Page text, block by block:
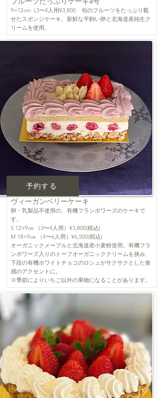
9×12cm（3〜4人用¥3,800 旬のフルーツをたっぷり載
せたスポンジケーキ。新鮮な平飼い卵と北海道産純生ク
リームを使用。
予約する
ヴィーガンベリーケーキ
卵・乳製品不使用の、有機フランボワーズのケーキで
す。
S 12×9㎝ （3〜4人用）¥3,800(税込)
M 18×9㎝ （4〜6人用）¥6,500(税込)
オーガニックメープルと北海道産小麦粉使用。有機フラ
ンボワーズ入りのトーフオーガニッククリームを挟み、
下段の有機ホワイトチョコのロシュがサクサクとした食
感のアクセントに。
※季節によりいちご以外の果物になることがあります。